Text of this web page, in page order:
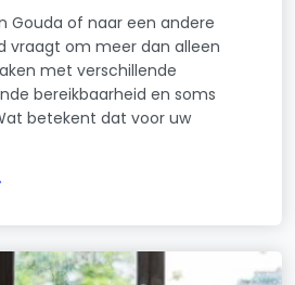
Gouda of naar een andere
vraagt om meer dan alleen
met verschillende
bereikbaarheid en soms
betekent dat voor uw